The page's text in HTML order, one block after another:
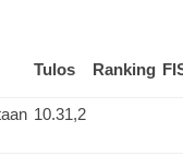
Tulos Ranking
10.31,2